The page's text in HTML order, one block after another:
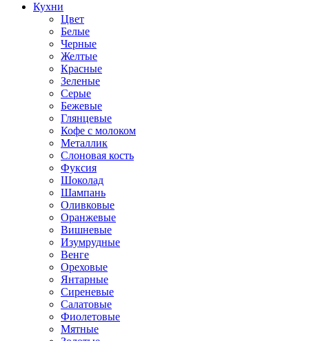
Кухни
Цвет
Белые
Черные
Желтые
Красные
Зеленые
Серые
Бежевые
Глянцевые
Кофе с молоком
Металлик
Слоновая кость
Фуксия
Шоколад
Шампань
Оливковые
Оранжевые
Вишневые
Изумрудные
Венге
Ореховые
Янтарные
Сиреневые
Салатовые
Фиолетовые
Мятные